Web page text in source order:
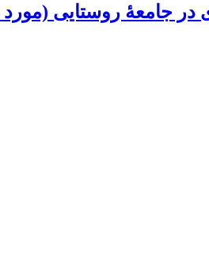
در جامعۀ روستایی